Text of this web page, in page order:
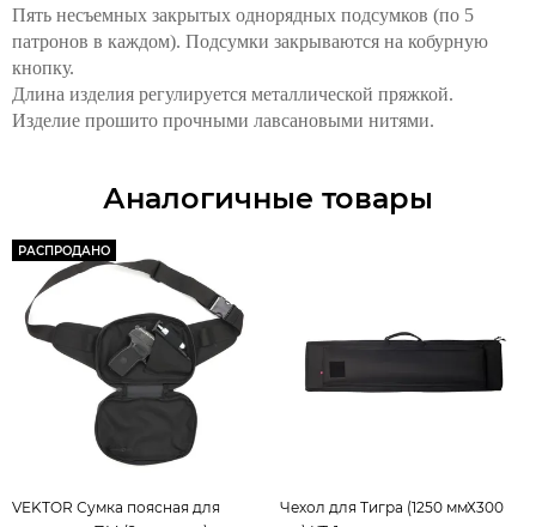
Пять несъемных закрытых однорядных подсумков (по 5
патронов в каждом). Подсумки закрываются на кобурную
кнопку.
Длина изделия регулируется металлической пряжкой.
Изделие прошито прочными лавсановыми нитями.
Аналогичные товары
РАСПРОДАНО
VEKTOR Сумка поясная для
Чехол для Тигра (1250 ммХ300